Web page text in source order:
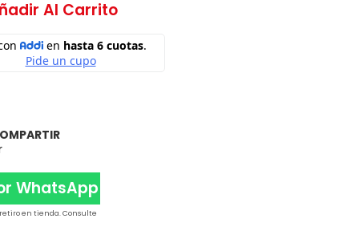
Al Carrito
WhatsApp
en tienda. Consulte